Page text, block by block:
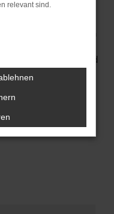
Besuchen
unseren Experten
Auswahl und
Sie das perfekte
relevant sind.